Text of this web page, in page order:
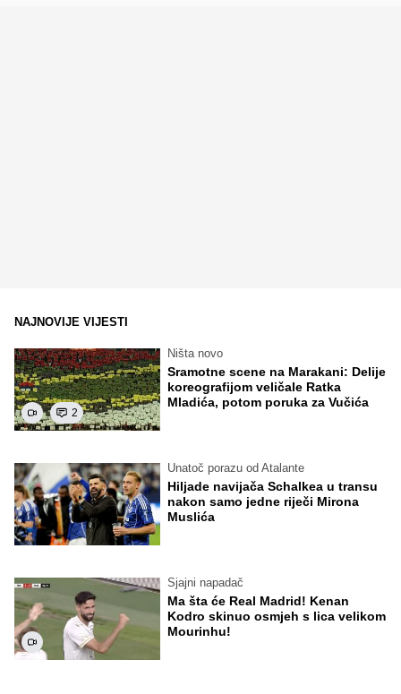
NAJNOVIJE VIJESTI
2
Ništa novo
Sramotne scene na Marakani: Delije
koreografijom veličale Ratka
Mladića, potom poruka za Vučića
Unatoč porazu od Atalante
Hiljade navijača Schalkea u transu
nakon samo jedne riječi Mirona
Muslića
Sjajni napadač
Ma šta će Real Madrid! Kenan
Kodro skinuo osmjeh s lica velikom
Mourinhu!